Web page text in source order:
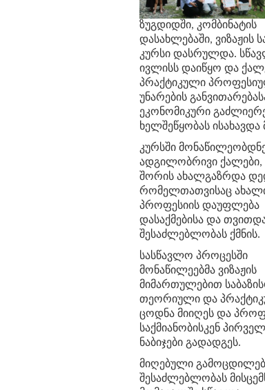
ზუგდიდში, კომბინატის
დასახლებაში, ვიზაჟის
კურსი დასრულდა.
ივლისს დაიწყო და
პრაქტიკული
უნარების
ეკონომიკური
ხელშეწყობას ისახავდა
კურსში
ადგილობრივი ქალები,
შორის ახალგაზრდა
რომელთათვისაც
პროფესიის დაუფლება
დასაქმებისა და
შესაძლებლობას ქმნის.
სასწავლო პროცესში
მონაწილეებმა ვიზაჟის
მიმართულებით
თეორიული და
ცოდნა მიიღეს და
საქმიანობისკენ
ნაბიჯები გადადგეს.
მიღებული
შესაძლებლობას